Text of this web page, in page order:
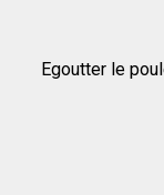
Egoutter le